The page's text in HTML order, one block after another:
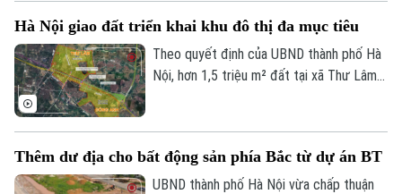
Chuyên mục
đồng, do đó, bài toán dòng vốn vẫn là một
trong những yếu tố then chốt quyết định
tốc độ phục hồi của thị trường trong thời
Hà Nội giao đất triển khai khu đô thị đa mục tiêu
Theo quyết định của UBND thành phố Hà
Nội, hơn 1,5 triệu m² đất tại xã Thư Lâm
đã hoàn thành công tác giải phóng mặt
bằng.
Thêm dư địa cho bất động sản phía Bắc từ dự án BT
UBND thành phố Hà Nội vừa chấp thuận